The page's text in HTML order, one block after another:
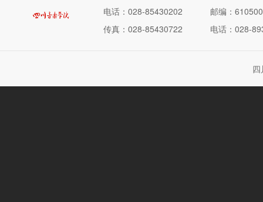
电话：028-85430202
传真：028-85430722
邮编：610500
电话：028-